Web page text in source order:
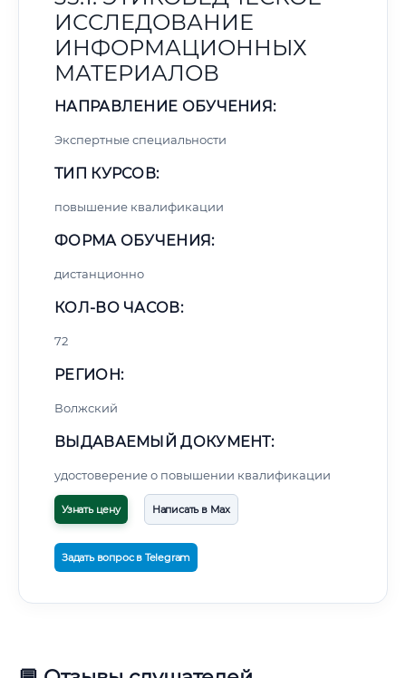
ИССЛЕДОВАНИЕ
ИНФОРМАЦИОННЫХ
МАТЕРИАЛОВ
НАПРАВЛЕНИЕ ОБУЧЕНИЯ:
Экспертные специальности
ТИП КУРСОВ:
повышение квалификации
ФОРМА ОБУЧЕНИЯ:
дистанционно
КОЛ-ВО ЧАСОВ:
72
РЕГИОН:
Волжский
ВЫДАВАЕМЫЙ ДОКУМЕНТ:
удостоверение о повышении квалификации
Узнать цену Написать в Max
Задать вопрос в Telegram